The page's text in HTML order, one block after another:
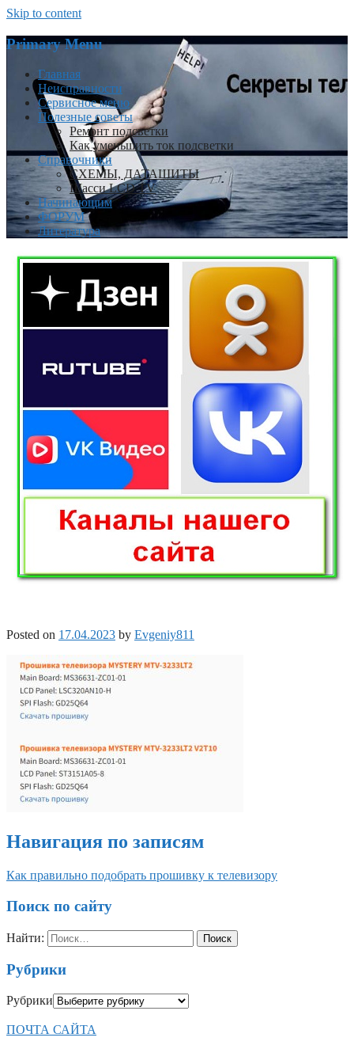
Skip to content
Primary Menu
Главная
Неисправности
Сервисное меню
Полезные советы
Ремонт подсветки
Как уменьшить ток подсветки
Справочники
СХЕМЫ, ДАТАШИТЫ
Шасси LCD TV
Начинающим
ФОРУМ
Литература
Posted on 17.04.2023 by Evgeniy811
Навигация по записям
Как правильно подобрать прошивку к телевизору
Поиск по сайту
Найти:
Рубрики
Рубрики
ПОЧТА САЙТА